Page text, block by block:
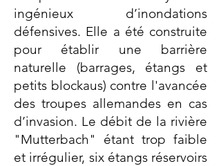
ingénieux d’inondations
défensives. Elle a été construite
pour établir une barrière
naturelle (barrages, étangs et
petits blockaus) contre l'avancée
des troupes allemandes en cas
d’invasion. Le débit de la rivière
"Mutterbach" étant trop faible
et irrégulier, six étangs réservoirs